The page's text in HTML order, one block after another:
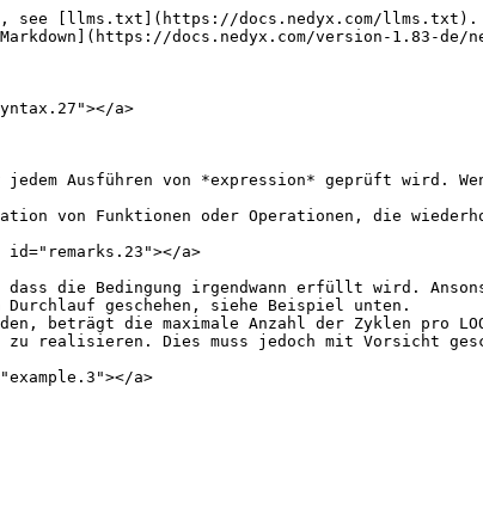
see [llms.txt](https://docs.nedyx.com/llms.txt).
docs.nedyx.com/version-1.83-
a>
Ausführen von *expression* geprüft wird.
von Funktionen oder Operationen, die
id="remarks.23"></a>
die Bedingung irgendwann erfüllt wird.
Durchlauf geschehen, siehe Beispiel unten.
beträgt die maximale Anzahl der Zyklen pro
zu realisieren. Dies muss jedoch mit Vorsicht
a>